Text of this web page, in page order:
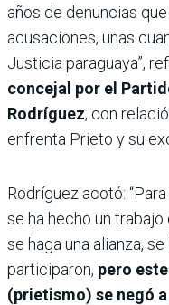
años de denuncias
acusaciones, unas
Justicia paraguaya”,
concejal por el
Rodríguez, con
enfrenta Prieto y su
Rodríguez acotó:
se ha hecho un
se haga una alianza,
participaron, pero
(prietismo) se negó